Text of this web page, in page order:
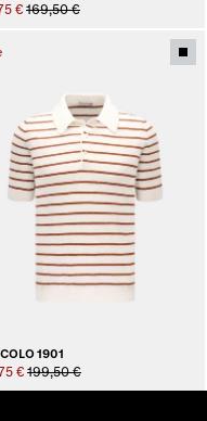
€ 169,50 €
1901
€ 199,50 €